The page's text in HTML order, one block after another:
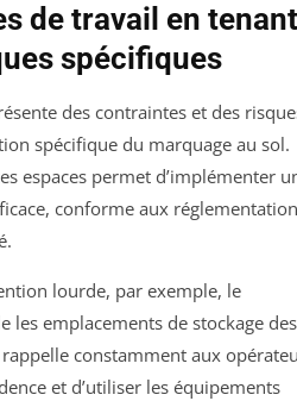
de travail en tenant
spécifiques
des contraintes et des
spécifique du marquage au sol.
espaces permet d’implémenter
conforme aux
lourde, par exemple, le
les emplacements de stockage des
constamment aux
et d’utiliser les équipements